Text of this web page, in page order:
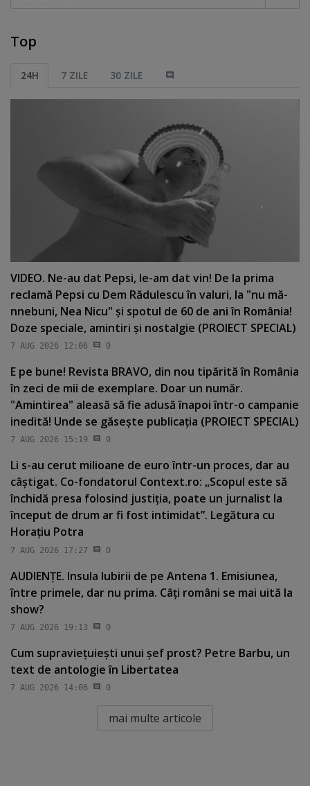
Top
24H 7 ZILE 30 ZILE
VIDEO. Ne-au dat Pepsi, le-am dat vin! De la prima
reclamă Pepsi cu Dem Rădulescu în valuri, la "nu mă-
nnebuni, Nea Nicu" şi spotul de 60 de ani în România!
Doze speciale, amintiri şi nostalgie (PROIECT SPECIAL)
7 AUG 2026 12:06 0
E pe bune! Revista BRAVO, din nou tipărită în România
în zeci de mii de exemplare. Doar un număr.
"Amintirea" aleasă să fie adusă înapoi într-o campanie
inedită! Unde se găseşte publicaţia (PROIECT SPECIAL)
7 AUG 2026 15:19 0
Li s-au cerut milioane de euro într-un proces, dar au
câştigat. Co-fondatorul Context.ro: „Scopul este să
închidă presa folosind justiţia, poate un jurnalist la
început de drum ar fi fost intimidat”. Legătura cu
Horaţiu Potra
7 AUG 2026 17:27 0
AUDIENŢE. Insula Iubirii de pe Antena 1. Emisiunea,
între primele, dar nu prima. Câţi români se mai uită la
show?
7 AUG 2026 19:13 0
Cum supravieţuieşti unui şef prost? Petre Barbu, un
text de antologie în Libertatea
7 AUG 2026 14:06 0
mai multe articole